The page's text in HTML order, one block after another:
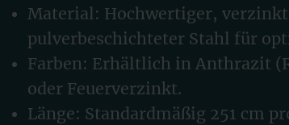
Material: Hochwertiger,
pulverbeschichteter Stahl für
Farben: Erhältlich in Anthrazit
oder Feuerverzinkt.
Länge: Standardmäßig 251 cm